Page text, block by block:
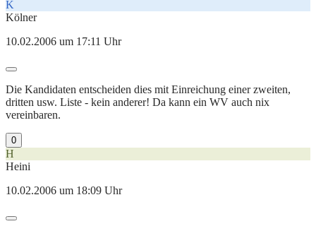
K
Kölner
10.02.2006 um 17:11 Uhr
Die Kandidaten entscheiden dies mit Einreichung einer zweiten,
dritten usw. Liste - kein anderer! Da kann ein WV auch nix
vereinbaren.
0
H
Heini
10.02.2006 um 18:09 Uhr